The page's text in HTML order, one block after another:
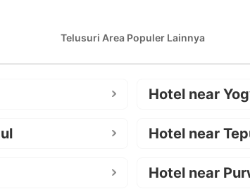
Telusuri Area Populer Lainnya
Hotel near
Hotel near
Hotel near